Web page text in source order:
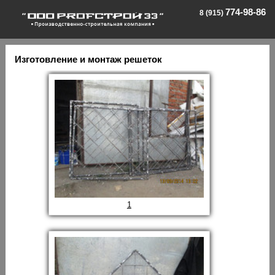
8 (915) 774-98-86
Изготовление и монтаж решеток
1